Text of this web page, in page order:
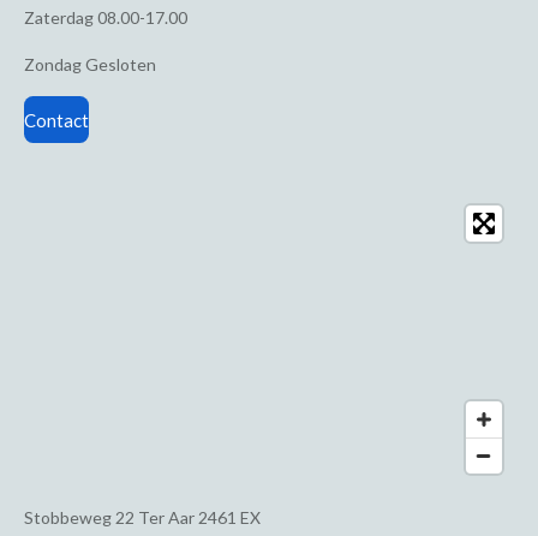
Zaterdag08.00-17.00
ZondagGesloten
Contact
Stobbeweg 22 Ter Aar 2461 EX